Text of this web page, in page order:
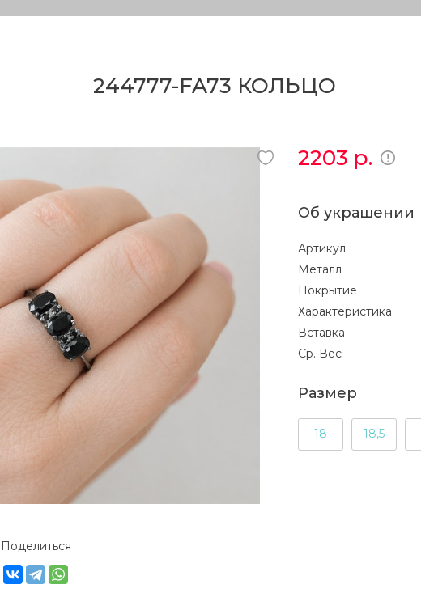
244777-FA73 КОЛЬЦО
Поделиться
2203 р.
Об украшении
Артикул
Металл
Покрытие
Характеристика
Вставка
Ср. Вес
Размер
18 18,5